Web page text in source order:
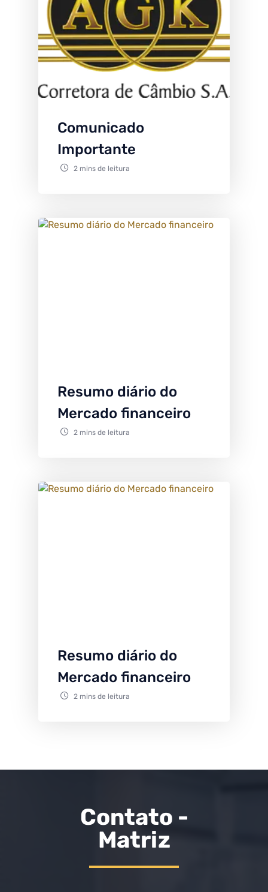
Comunicado
Importante
2 mins de leitura
Resumo diário do
Mercado financeiro
2 mins de leitura
Resumo diário do
Mercado financeiro
2 mins de leitura
Contato -
Matriz